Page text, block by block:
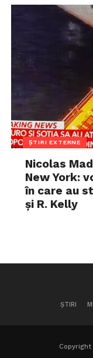
ȘTIRI EXTERNE
Nicolas
New York:
în care au
și R. Kelly
ȘTIRI
Copyright